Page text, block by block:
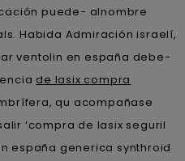
puede- alnombre
Habida Admiración israelí,
ventolin en españa debe-
de lasix compra
qu acompañase
‘compra de lasix seguril
españa generica synthroid